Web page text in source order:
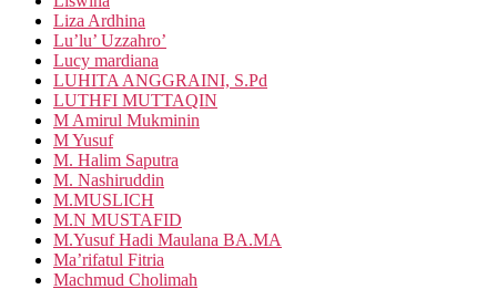
Liza Ardhina
Lu’lu’ Uzzahro’
Lucy mardiana
LUHITA ANGGRAINI, S.Pd
LUTHFI MUTTAQIN
M Amirul Mukminin
M Yusuf
M. Halim Saputra
M. Nashiruddin
M.MUSLICH
M.N MUSTAFID
M.Yusuf Hadi Maulana BA.MA
Ma’rifatul Fitria
Machmud Cholimah